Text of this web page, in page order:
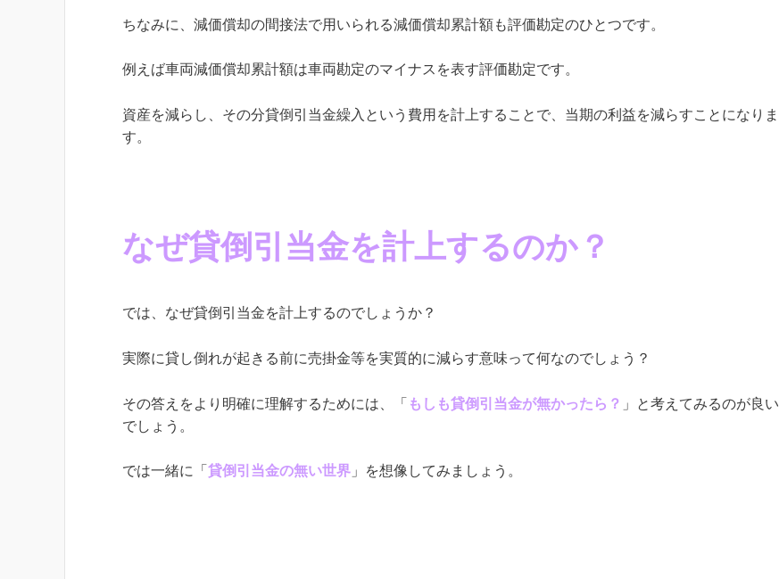
ちなみに、減価償却の間接法で用いられる減価償却累計額も評価勘定のひとつです。
例えば車両減価償却累計額は車両勘定のマイナスを表す評価勘定です。
資産を減らし、その分貸倒引当金繰入という費用を計上することで、当期の利益を減らすことになりま
す。
なぜ貸倒引当金を計上するのか？
では、なぜ貸倒引当金を計上するのでしょうか？
実際に貸し倒れが起きる前に売掛金等を実質的に減らす意味って何なのでしょう？
その答えをより明確に理解するためには、「 もしも貸倒引当金が無かったら？ 」と考えてみるのが良い
でしょう。
では一緒に「 貸倒引当金の無い世界 」を想像してみましょう。